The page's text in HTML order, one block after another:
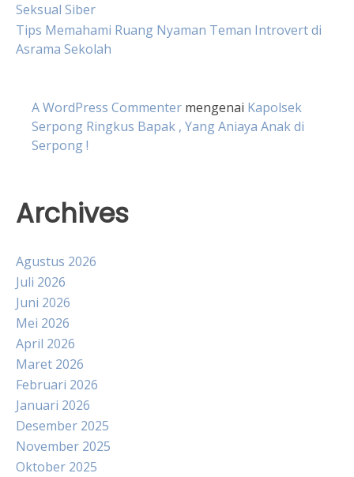
Seksual Siber
Tips Memahami Ruang Nyaman Teman Introvert di
Asrama Sekolah
A WordPress Commenter mengenai Kapolsek
Serpong Ringkus Bapak , Yang Aniaya Anak di
Serpong !
Archives
Agustus 2026
Juli 2026
Juni 2026
Mei 2026
April 2026
Maret 2026
Februari 2026
Januari 2026
Desember 2025
November 2025
Oktober 2025